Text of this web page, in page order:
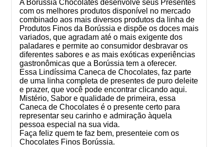
A Borússia Chocolates desenvolve seus Presentes
com os melhores produtos disponível no mercado
combinado aos mais diversos produtos da linha de
Produtos Finos da Borússia e dispõe os doces mais
variados, que agradam até o mais exigente dos
paladares e permite ao consumidor desbravar os
diferentes sabores e as mais exóticas experiências
gastronômicas que a Borússia tem a oferecer.
Essa Lindíssima Caneca de Chocolates, faz parte
de uma linha completa de presentes de puro deleite
e prazer, que você pode encontrar clicando aqui.
Mistério, Sabor e qualidade de primeira, essa
Caneca de Chocolates é o presente certo para
representar seu carinho e admiração àquela
pessoa especial na sua vida.
Faça feliz quem te faz bem, presenteie com os
Chocolates Finos Borússia.